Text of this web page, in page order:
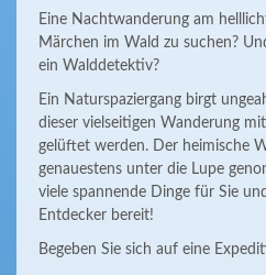
Eine Nachtwanderung am
Märchen im Wald zu suchen?
ein Walddetektiv?
Ein Naturspaziergang birgt
dieser vielseitigen Wanderung
gelüftet werden. Der heimische
genauestens unter die Lupe
viele spannende Dinge für Sie
Entdecker bereit!
Begeben Sie sich auf eine